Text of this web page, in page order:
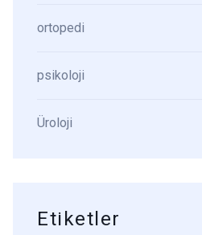
ortopedi
psikoloji
Üroloji
Etiketler